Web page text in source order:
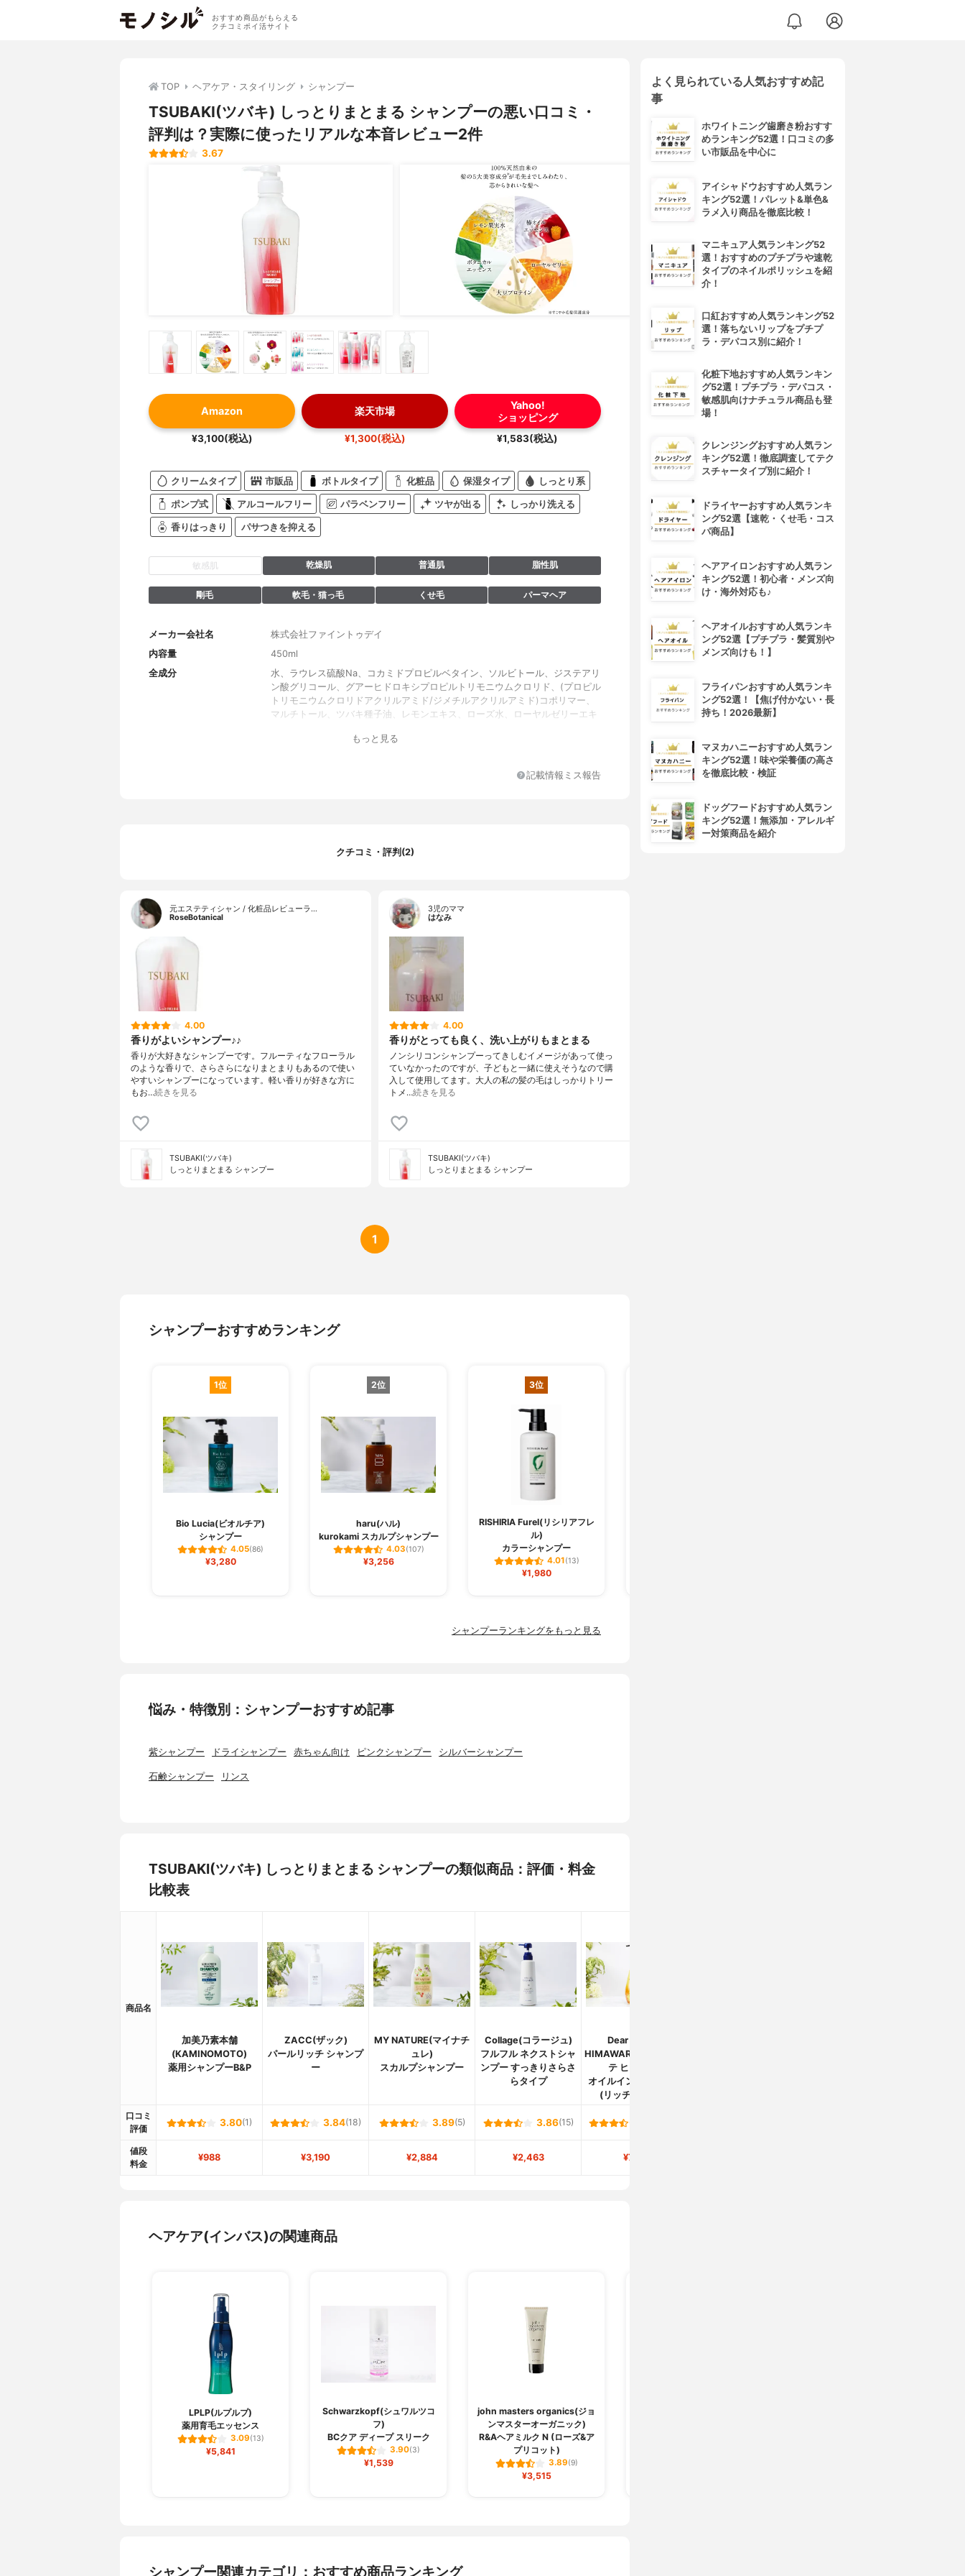
おすすめ商品がもらえる
クチコミポイ活サイト
TOP ヘアケア・スタイリング シャンプー
TSUBAKI(ツバキ) しっとりまとまる シャンプーの悪い口コミ・
評判は？実際に使ったリアルな本音レビュー2件
3.67
Amazon
¥3,100(税込)
楽天市場
¥1,300(税込)
Yahoo!
ショッピング
¥1,583(税込)
クリームタイプ 市販品 ボトルタイプ 化粧品 保湿タイプ しっとり系
ポンプ式 アルコールフリー パラベンフリー ツヤが出る しっかり洗える
香りはっきり パサつきを抑える
敏感肌 乾燥肌 普通肌 脂性肌
剛毛 軟毛・猫っ毛 くせ毛 パーマヘア
メーカー会社名
株式会社ファイントゥデイ
内容量
450ml
全成分
水、ラウレス硫酸Na、コカミドプロピルベタイン、ソルビトール、ジステアリ
ン酸グリコール、グアーヒドロキシプロピルトリモニウムクロリド、(プロピル
トリモニウムクロリドアクリルアミド/ジメチルアクリルアミド)コポリマー、
マルチトール、ツバキ種子油、レモンエキス、ローズ水、ローヤルゼリーエキ
メチコノール、サリチル酸、EDTA-2Na、クエン酸、ラウリル硫酸Na、BG、
もっと見る
記載情報ミス報告
クチコミ・評判(2)
元エステティシャン / 化粧品レビューラ…
RoseBotanical
4.00
香りがよいシャンプー♪♪
香りが大好きなシャンプーです。フルーティなフローラル
のような香りで、さらさらになりまとまりもあるので使い
やすいシャンプーになっています。軽い香りが好きな方に
もお…続きを見る
TSUBAKI(ツバキ)
しっとりまとまる シャンプー
3児のママ
はなみ
4.00
香りがとっても良く、洗い上がりもまとまる
ノンシリコンシャンプーってきしむイメージがあって使っ
ていなかったのですが、子どもと一緒に使えそうなので購
入して使用してます。大人の私の髪の毛はしっかりトリー
トメ…続きを見る
TSUBAKI(ツバキ)
しっとりまとまる シャンプー
1
シャンプーおすすめランキング
1位
Bio Lucia(ビオルチア)
シャンプー
4.05(86)
¥3,280
2位
haru(ハル)
kurokami スカルプシャンプー
4.03(107)
¥3,256
3位
RISHIRIA Furel(リシリアフレ
ル)
カラーシャンプー
4.01(13)
¥1,980
シャンプーランキングをもっと見る
悩み・特徴別：シャンプーおすすめ記事
紫シャンプー ドライシャンプー 赤ちゃん向け ピンクシャンプー シルバーシャンプー
石鹸シャンプー リンス
TSUBAKI(ツバキ) しっとりまとまる シャンプーの類似商品：評価・料金
比較表
商品名
加美乃素本舗
(KAMINOMOTO)
薬用シャンプーB&P
ZACC(ザック)
パールリッチ シャンプ
ー
MY NATURE(マイナチ
ュレ)
スカルプシャンプー
Collage(コラージュ)
フルフル ネクストシャ
ンプー すっきりさらさ
らタイプ
Dear Beauté
HIMAWARI(ディアボー
テ ヒマワリ)
オイルインシャンプー
(リッチ&リペア)
口コミ
評価
3.80(1) 3.84(18) 3.89(5) 3.86(15)
値段
料金
¥988 ¥3,190 ¥2,884 ¥2,463 ¥737
ヘアケア(インバス)の関連商品
LPLP(ルプルプ)
薬用育毛エッセンス
3.09(13)
¥5,841
Schwarzkopf(シュワルツコ
フ)
BCクア ディープ スリーク
3.90(3)
¥1,539
john masters organics(ジョ
ンマスターオーガニック)
R&Aヘアミルク N (ローズ&ア
プリコット)
3.89(9)
¥3,515
シャンプー関連カテゴリ：おすすめ商品ランキング
よく見られている人気おすすめ記
事
ホワイトニング歯磨き粉おすす
めランキング52選！口コミの多
い市販品を中心に
アイシャドウおすすめ人気ラン
キング52選！パレット&単色&
ラメ入り商品を徹底比較！
マニキュア人気ランキング52
選！おすすめのプチプラや速乾
タイプのネイルポリッシュを紹
介！
口紅おすすめ人気ランキング52
選！落ちないリップをプチプ
ラ・デパコス別に紹介！
化粧下地おすすめ人気ランキン
グ52選！プチプラ・デパコス・
敏感肌向けナチュラル商品も登
場！
クレンジングおすすめ人気ラン
キング52選！徹底調査してテク
スチャータイプ別に紹介！
ドライヤーおすすめ人気ランキ
ング52選【速乾・くせ毛・コス
パ商品】
ヘアアイロンおすすめ人気ラン
キング52選！初心者・メンズ向
け・海外対応も♪
ヘアオイルおすすめ人気ランキ
ング52選【プチプラ・髪質別や
メンズ向けも！】
フライパンおすすめ人気ランキ
ング52選！【焦げ付かない・長
持ち！2026最新】
マヌカハニーおすすめ人気ラン
キング52選！味や栄養価の高さ
を徹底比較・検証
ドッグフードおすすめ人気ラン
キング52選！無添加・アレルギ
ー対策商品を紹介